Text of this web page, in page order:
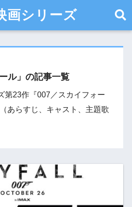
画シリーズ
ル」の記事一覧
第23作『007／スカイフォー
あらすじ、キャスト、主題歌